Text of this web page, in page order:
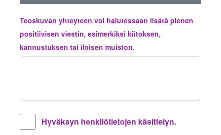
Teoskuvan yhteyteen voi halutessaan lisätä pienen
positiivisen viestin, esimerkiksi kiitoksen,
kannustuksen tai iloisen muiston.
Hyväksyn henkilötietojen käsittelyn.